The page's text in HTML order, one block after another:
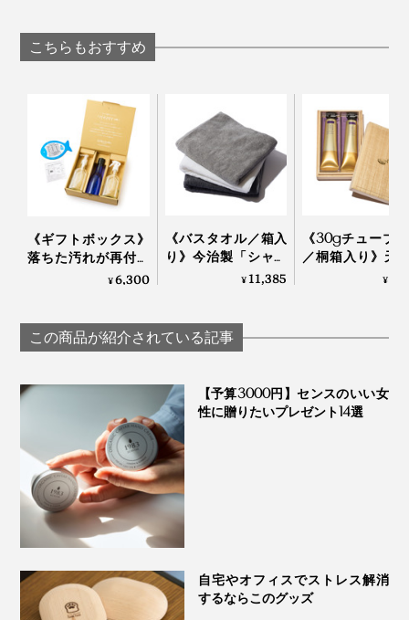
こちらもおすすめ
《ギフトボックス》
落ちた汚れが再付着
しない、綿もカシミ
¥6,300
《バスタオル／箱入
り》今治製「シャト
ル織機」でゆっくり
¥11,385
《30gチューブ
／桐箱入り》天
分97.1%、フッ素
¥
この商品が紹介されている記事
【予算3000円】センスのいい女
性に贈りたいプレゼント14選
自宅やオフィスでストレス解消
するならこのグッズ